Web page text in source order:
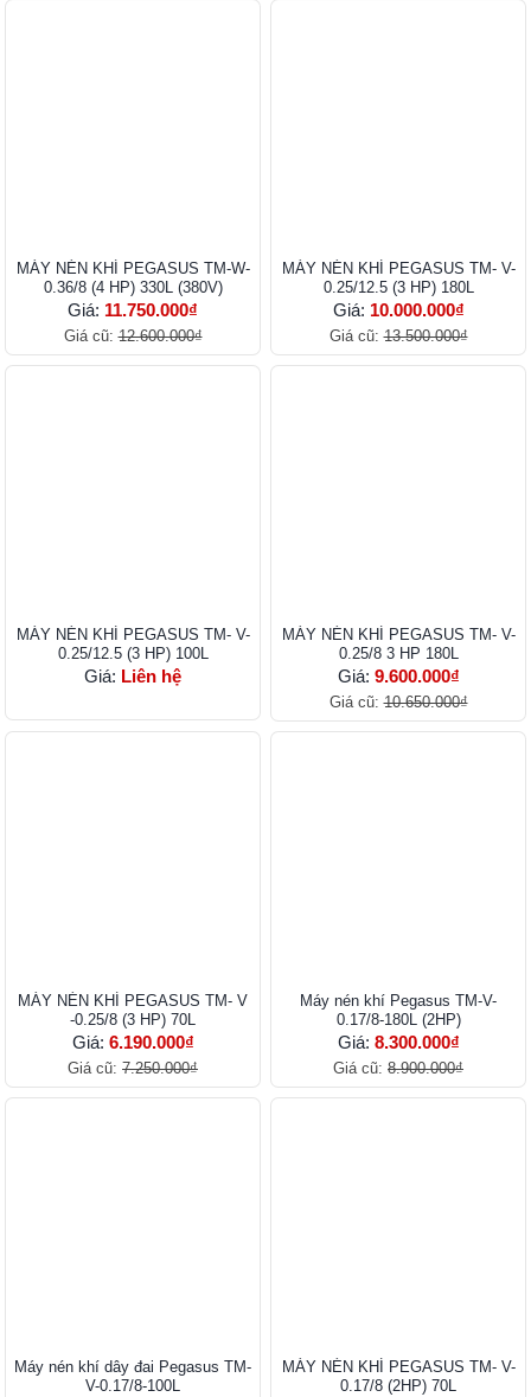
MÁY NÉN KHÍ PEGASUS TM-W-
0.36/8 (4 HP) 330L (380V)
Giá: 11.750.000₫
Giá cũ:12.600.000₫
MÁY NÉN KHÍ PEGASUS TM- V-
0.25/12.5 (3 HP) 180L
Giá: 10.000.000₫
Giá cũ:13.500.000₫
MÁY NÉN KHÍ PEGASUS TM- V-
0.25/12.5 (3 HP) 100L
Giá: Liên hệ
MÁY NÉN KHÍ PEGASUS TM- V-
0.25/8 3 HP 180L
Giá: 9.600.000₫
Giá cũ:10.650.000₫
MÁY NÉN KHÍ PEGASUS TM- V
-0.25/8 (3 HP) 70L
Giá: 6.190.000₫
Giá cũ: 7.250.000₫
Máy nén khí Pegasus TM-V-
0.17/8-180L (2HP)
Giá: 8.300.000₫
Giá cũ: 8.900.000₫
Máy nén khí dây đai Pegasus TM-
V-0.17/8-100L
MÁY NÉN KHÍ PEGASUS TM- V-
0.17/8 (2HP) 70L